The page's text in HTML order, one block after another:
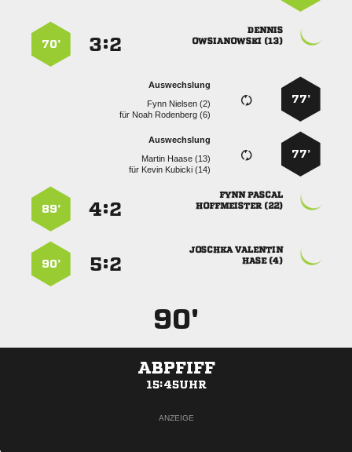

 
:
70’
77’
Auswechslung
  
für   
77’
Auswechslung
  
für   
 
 
:
89’
 
 
:
90’
90'
ABPFIFF
15:45UHR
ANZEIGE